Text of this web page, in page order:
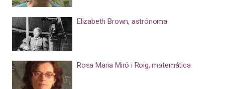
Elizabeth Brown, astrónoma
Rosa Maria Miró i Roig, matemática